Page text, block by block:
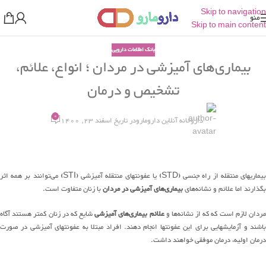
Skip to navigation
Skip to main content
منو
بانک اطلاعات دارویی
بیماری‌های آمیزشی در مردان ؛ انواع، علائم،
تشخیص و درمان
داروخانه آنلاین دارومارودر تاریخ اسفند 23, 1400 0
بیماریهای منتقله از راه جنسی (STD) یا عفونتهای منتقله آمیزشی (STI) می‌توانند بر همه اثر
بگذارند اما علائم و نشانه‌هایبیماری‌های آمیزشی در مردانبا زنان متفاوت است.
مردان لازم است که که از نشانه‌ها وعلائم بیماری‌های آمیزشیشایع که در زنان کمتر هستند آگاه
باشند و آزمایشهایی برای این عفونتها انجام دهند. افراد مبتلا به عفونتهای آمیزشی در صورت
درمان اولیه، درمان موفقی خواهند داشت.